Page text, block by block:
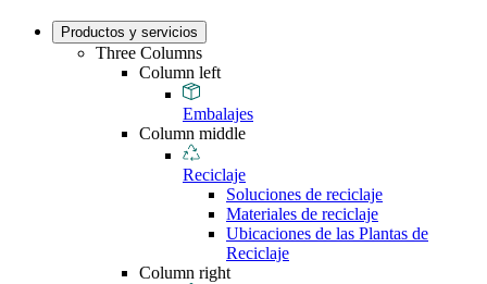
Productos y servicios
Three Columns
Column left
Embalajes
Column middle
Reciclaje
Soluciones de reciclaje
Materiales de reciclaje
Ubicaciones de las Plantas de
Reciclaje
Column right